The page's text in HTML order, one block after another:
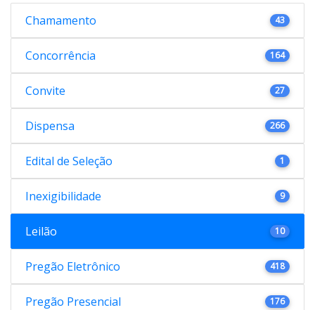
Chamamento 43
Concorrência 164
Convite 27
Dispensa 266
Edital de Seleção 1
Inexigibilidade 9
Leilão 10
Pregão Eletrônico 418
Pregão Presencial 176